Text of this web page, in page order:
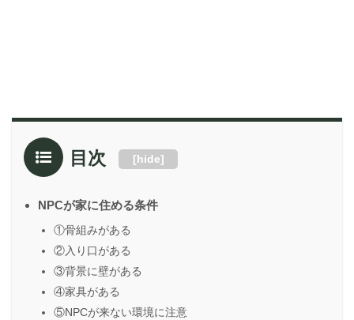
目次 [hide]
NPCが家に住める条件
①骨組みがある
②入り口がある
③背景に壁がある
④家具がある
⑤NPCが来ない環境に注意